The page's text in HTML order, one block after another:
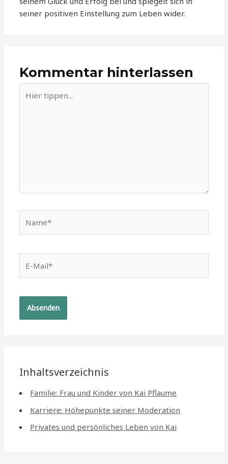
seiner positiven Einstellung zum Leben wider.
Kommentar hinterlassen
tippen...
Mail*
Inhaltsverzeichnis
Familie: Frau und Kinder von Kai Pflaume
Karriere: Höhepunkte seiner Moderation
Privates und persönliches Leben von Kai